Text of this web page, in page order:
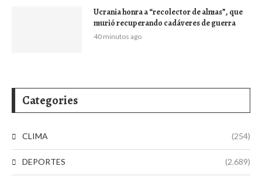
Ucrania honra a “recolector de almas”, que
murió recuperando cadáveres de guerra
40 minutos ago
Categories
CLIMA (254)
DEPORTES (2.689)